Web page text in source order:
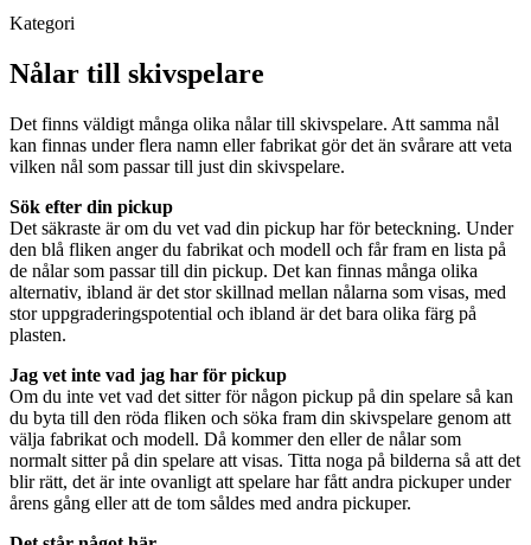
Kategori
Nålar till skivspelare
Det finns väldigt många olika nålar till skivspelare. Att samma nål
kan finnas under flera namn eller fabrikat gör det än svårare att veta
vilken nål som passar till just din skivspelare.
Sök efter din pickup
Det säkraste är om du vet vad din pickup har för beteckning. Under
den blå fliken anger du fabrikat och modell och får fram en lista på
de nålar som passar till din pickup. Det kan finnas många olika
alternativ, ibland är det stor skillnad mellan nålarna som visas, med
stor uppgraderingspotential och ibland är det bara olika färg på
plasten.
Jag vet inte vad jag har för pickup
Om du inte vet vad det sitter för någon pickup på din spelare så kan
du byta till den röda fliken och söka fram din skivspelare genom att
välja fabrikat och modell. Då kommer den eller de nålar som
normalt sitter på din spelare att visas. Titta noga på bilderna så att det
blir rätt, det är inte ovanligt att spelare har fått andra pickuper under
årens gång eller att de tom såldes med andra pickuper.